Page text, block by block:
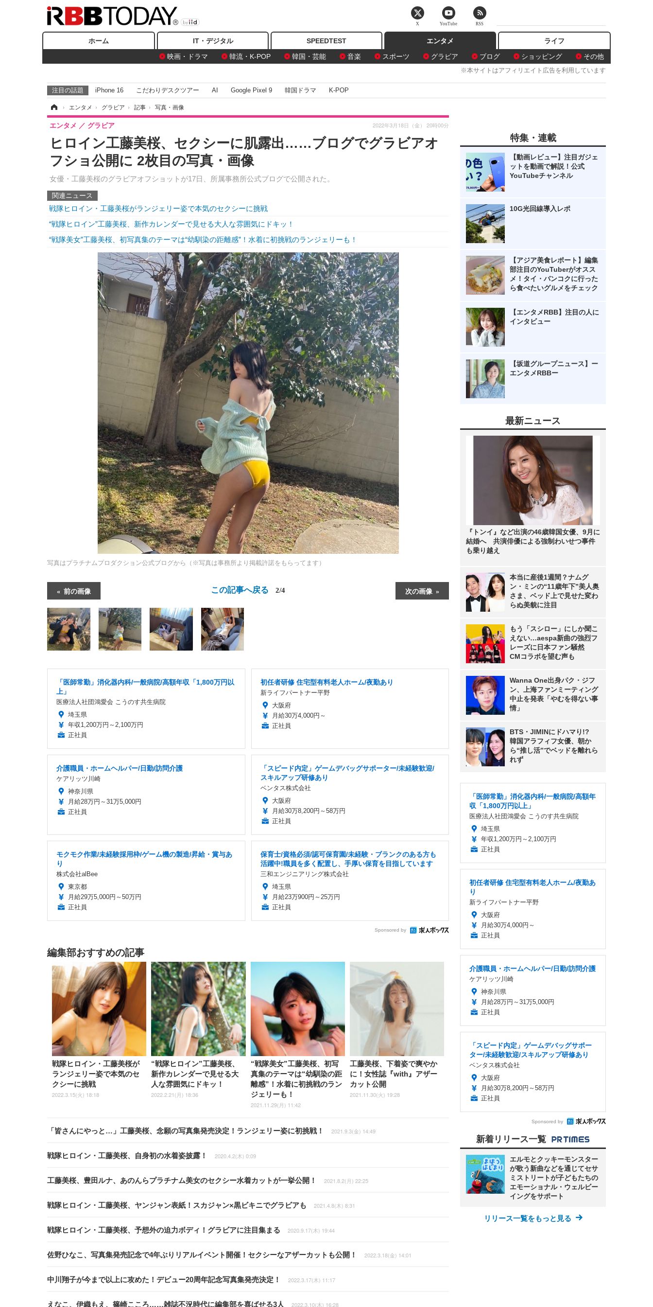
ホーム IT・デジタル SPEEDTEST
エンタメ
映画・ドラマ
韓流・K-POP 韓国・芸能 音楽 スポーツ グラビア ブログ ショッピング その他
ライフ
※本サイトはアフィリエイト広告を利用しています
注目の話題 iPhone 16 こだわりデスクツアー AI Google Pixel 9 韓国ドラマ K-POP
› エンタメ › グラビア › 記事 › 写真・画像
ヒロイン工藤美桜、セクシーに肌露出……ブログでグラビアオ
フショ公開に 2枚目の写真・画像
女優・工藤美桜のグラビアオフショットが17日、所属事務所公式ブログで公開された。
エンタメ グラビア 2022年3月18日（金） 20時00分
関連ニュース
戦隊ヒロイン・工藤美桜がランジェリー姿で本気のセクシーに挑戦
“戦隊ヒロイン”工藤美桜、新作カレンダーで見せる大人な雰囲気にドキッ！
“戦隊美女”工藤美桜、初写真集のテーマは“幼馴染の距離感”！水着に初挑戦のランジェリーも！
写真はプラチナムプロダクション公式ブログから（※写真は事務所より掲載許諾をもらってます）
前の画像 次の画像
この記事へ戻る 2/4
「医師常勤」消化器内科/一般病院/高額年収「1,800万円以
上」
医療法人社団鴻愛会 こうのす共生病院
埼玉県
年収1,200万円～2,100万円
正社員
初任者研修 住宅型有料老人ホーム/夜勤あり
新ライフパートナー平野
大阪府
月給30万4,000円～
正社員
介護職員・ホームヘルパー/日勤/訪問介護
ケアリッツ川崎
神奈川県
月給28万円～31万5,000円
正社員
「スピード内定」ゲームデバッグサポーター/未経験歓迎/
スキルアップ研修あり
ベンタス株式会社
大阪府
月給30万8,200円～58万円
正社員
モクモク作業/未経験採用枠/ゲーム機の製造/昇給・賞与あ
り
株式会社alBee
東京都
月給29万5,000円～50万円
正社員
保育士/資格必須/認可保育園/未経験・ブランクのある方も
活躍中!職員を多く配置し、手厚い保育を目指しています
三和エンジニアリング株式会社
埼玉県
月給23万900円～25万円
正社員
Sponsored by
編集部おすすめの記事
戦隊ヒロイン・工藤美桜が
ランジェリー姿で本気のセ
クシーに挑戦
2022.3.15(火) 18:18
“戦隊ヒロイン”工藤美桜、
新作カレンダーで見せる大
人な雰囲気にドキッ！
2022.2.21(月) 18:36
“戦隊美女”工藤美桜、初写
真集のテーマは“幼馴染の距
離感”！水着に初挑戦のラン
ジェリーも！
2021.11.29(月) 11:42
工藤美桜、下着姿で爽やか
に！女性誌『with』アザー
カット公開
2021.11.30(火) 19:28
「皆さんにやっと…」工藤美桜、念願の写真集発売決定！ランジェリー姿に初挑戦！ 2021.9.3(金) 14:49
戦隊ヒロイン・工藤美桜、自身初の水着姿披露！ 2020.4.2(木) 0:09
工藤美桜、豊田ルナ、あのんらプラチナム美女のセクシー水着カットが一挙公開！ 2021.8.2(月) 22:25
戦隊ヒロイン・工藤美桜、ヤンジャン表紙！スカジャン×黒ビキニでグラビアも 2021.4.8(木) 8:31
戦隊ヒロイン・工藤美桜、予想外の迫力ボディ！グラビアに注目集まる 2020.9.17(木) 19:44
佐野ひなこ、写真集発売記念で4年ぶりリアルイベント開催！セクシーなアザーカットも公開！ 2022.3.18(金) 14:01
中川翔子が今まで以上に攻めた！デビュー20周年記念写真集発売決定！ 2022.3.17(木) 11:17
えなこ、伊織もえ、篠崎こころ……雑誌不況時代に編集部を喜ばせる3人 2022.3.10(木) 16:28
特集・連載
【動画レビュー】注目ガジェ
ットを動画で解説！公式
YouTubeチャンネル
10G光回線導入レポ
【アジア美食レポート】編集
部注目のYouTuberがオスス
メ！タイ・バンコクに行った
ら食べたいグルメをチェック
【エンタメRBB】注目の人に
インタビュー
【坂道グループニュース】ー
エンタメRBBー
最新ニュース
『トンイ』など出演の46歳韓国女優、9月に
結婚へ 共演俳優による強制わいせつ事件
も乗り越え
本当に産後1週間？ナムグ
ン・ミンの“11歳年下”美人奥
さま、ベッド上で見せた変わ
らぬ美貌に注目
もう「スシロー」にしか聞こ
えない…aespa新曲の強烈フ
レーズに日本ファン騒然
CMコラボを望む声も
Wanna One出身パク・ジフ
ン、上海ファンミーティング
中止を発表「やむを得ない事
情」
BTS・JIMINにドハマり!?
韓国アラフィフ女優、朝か
ら“推し活”でベッドを離れら
れず
「医師常勤」消化器内科/一般病院/高額年
収「1,800万円以上」
医療法人社団鴻愛会 こうのす共生病院
埼玉県
年収1,200万円～2,100万円
正社員
初任者研修 住宅型有料老人ホーム/夜勤あ
り
新ライフパートナー平野
大阪府
月給30万4,000円～
正社員
介護職員・ホームヘルパー/日勤/訪問介護
ケアリッツ川崎
神奈川県
月給28万円～31万5,000円
正社員
「スピード内定」ゲームデバッグサポー
ター/未経験歓迎/スキルアップ研修あり
ベンタス株式会社
大阪府
月給30万8,200円～58万円
正社員
Sponsored by
新着リリース一覧
エルモとクッキーモンスター
が歌う新曲などを通じてセサ
ミストリートが子どもたちの
エモーショナル・ウェルビー
イングをサポート
リリース一覧をもっと見る
X YouTube RSS